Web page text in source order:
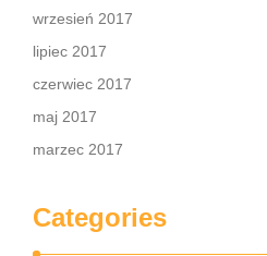
wrzesień 2017
lipiec 2017
czerwiec 2017
maj 2017
marzec 2017
Categories